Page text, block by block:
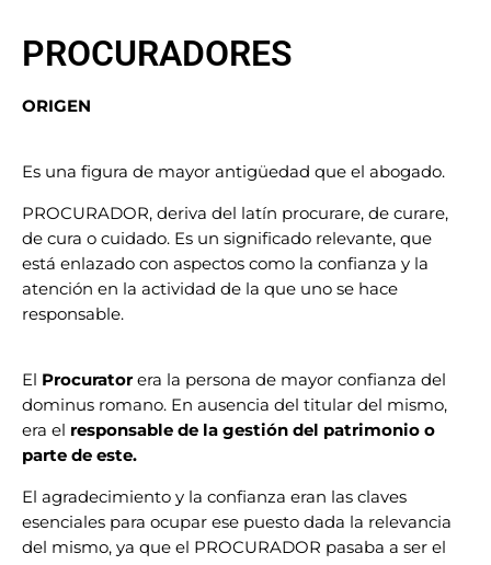
PROCURADORES
ORIGEN
Es una figura de mayor antigüedad que el abogado.
PROCURADOR, deriva del latín procurare, de curare,
de cura o cuidado. Es un significado relevante, que
está enlazado con aspectos como la confianza y la
atención en la actividad de la que uno se hace
responsable.
El Procuratorera la persona de mayor confianza del
dominus romano. En ausencia del titular del mismo,
era el responsable de la gestión del patrimonio o
parte de este.
El agradecimiento y la confianza eran las claves
esenciales para ocupar ese puesto dada la relevancia
del mismo, ya que el PROCURADOR pasaba a ser el